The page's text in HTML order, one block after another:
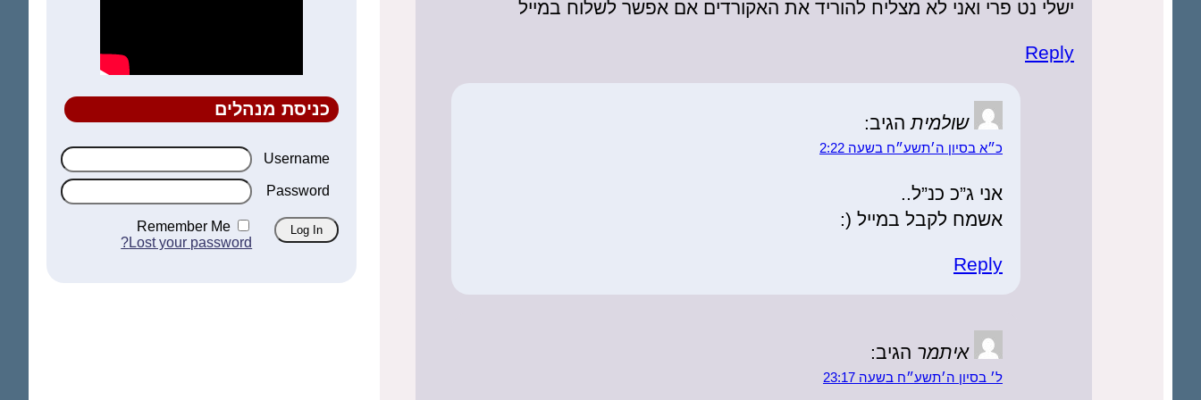
ישלי נט פרי ואני לא מצליח להוריד את האקורדים אם אפשר לשלוח במייל
Reply
שולמית הגיב:
כ״א בסיון ה׳תשע״ח בשעה 2:22
אני ג”כ כנ”ל..
אשמח לקבל במייל (:
Reply
איתמר הגיב:
ל׳ בסיון ה׳תשע״ח בשעה 23:17
כניסת מנהלים
Username
Password
Remember Me
Lost your password?